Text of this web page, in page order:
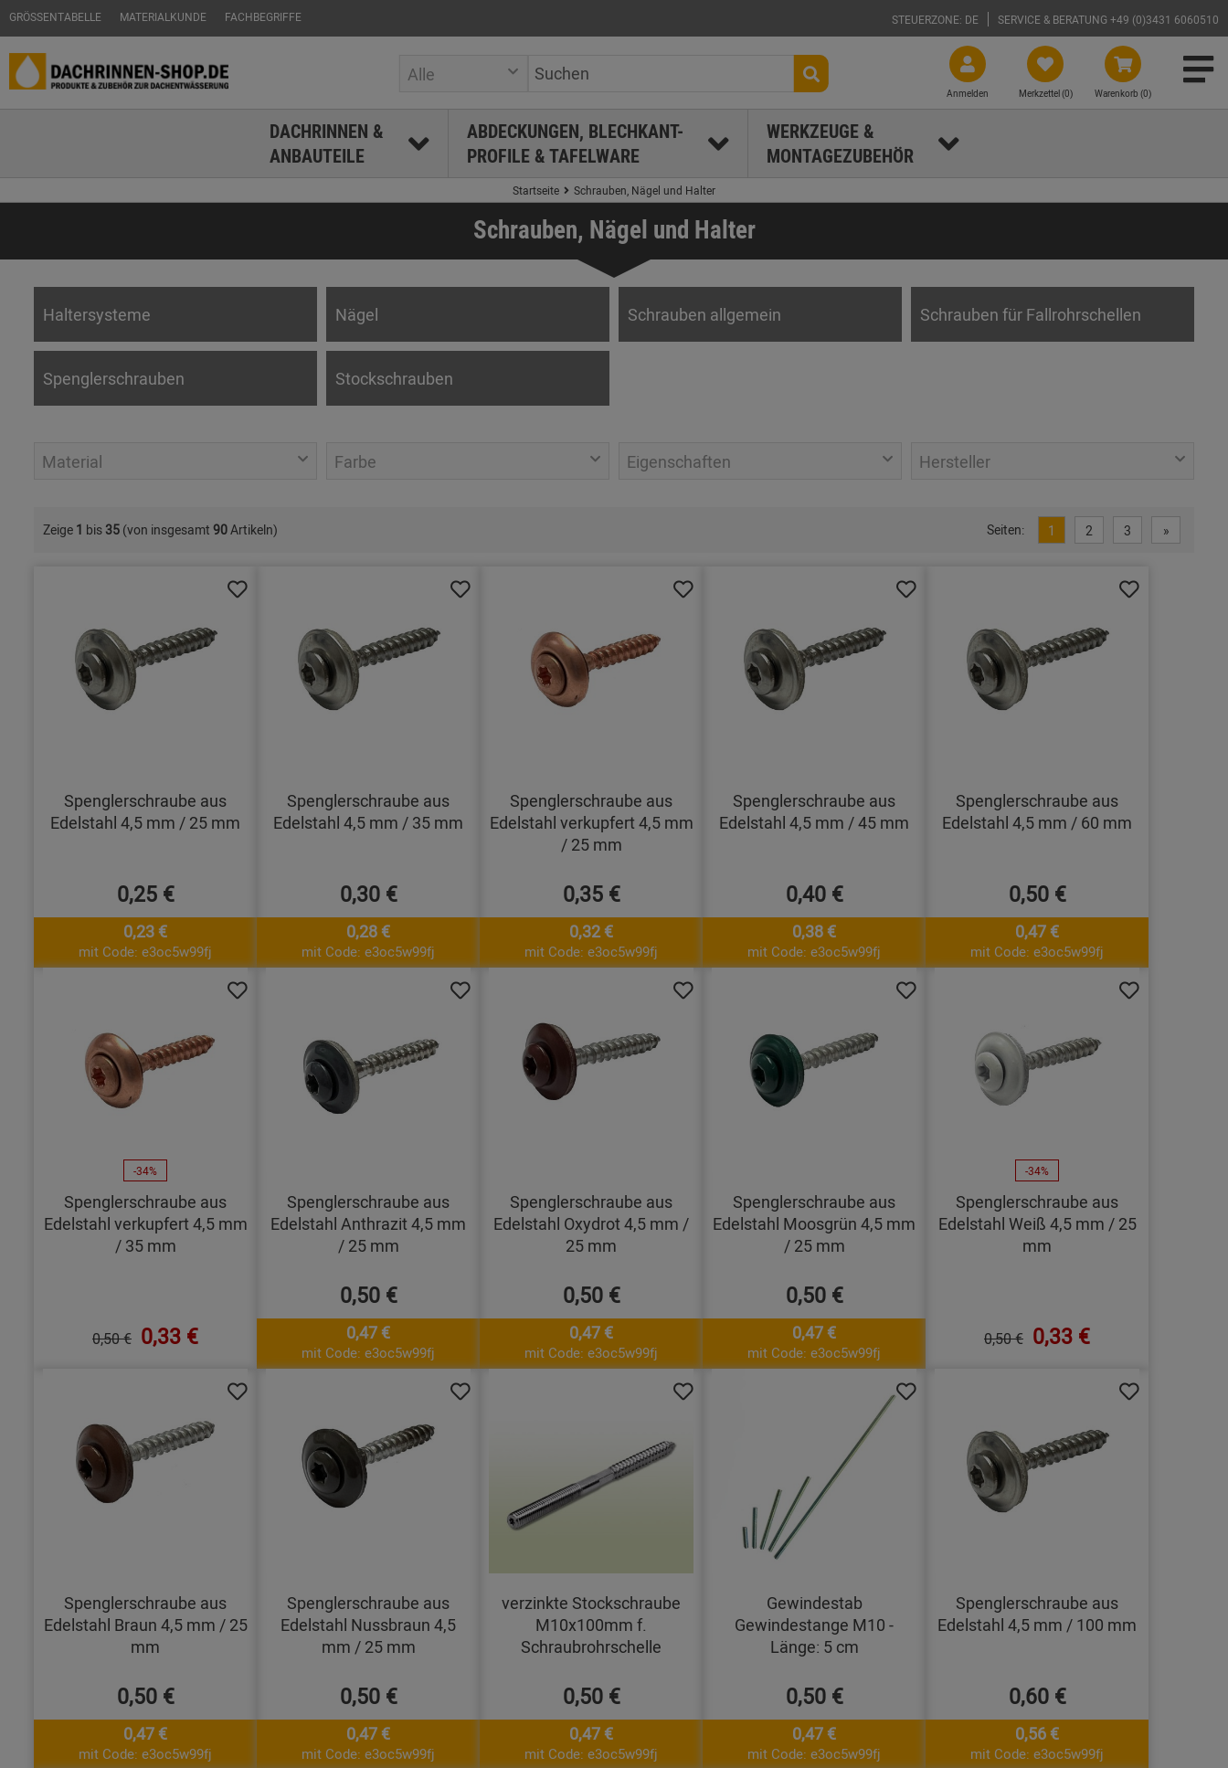
GRÖSSENTABELLE MATERIALKUNDE FACHBEGRIFFE STEUERZONE: DE SERVICE & BERATUNG +49 (0)3431 6060510
Warenkorb (0)
Merkzettel (0)
Anmelden
Alle
DACHRINNEN &
ANBAUTEILE
ABDECKUNGEN, BLECHKANT-
PROFILE & TAFELWARE
WERKZEUGE &
MONTAGEZUBEHÖR
Startseite Schrauben, Nägel und Halter
Schrauben, Nägel und Halter
Haltersysteme Nägel Schrauben allgemein Schrauben für Fallrohrschellen
Spenglerschrauben Stockschrauben
Material Farbe Eigenschaften Hersteller
Zeige 1 bis 35 (von insgesamt 90Artikeln) Seiten: 1 2 3 »
Spenglerschraube aus
Edelstahl 4,5 mm / 25 mm
0,25 €
0,23 €
mit Code: e3oc5w99fj
Spenglerschraube aus
Edelstahl 4,5 mm / 35 mm
0,30 €
0,28 €
mit Code: e3oc5w99fj
Spenglerschraube aus
Edelstahl verkupfert 4,5 mm
/ 25 mm
0,35 €
0,32 €
mit Code: e3oc5w99fj
Spenglerschraube aus
Edelstahl 4,5 mm / 45 mm
0,40 €
0,38 €
mit Code: e3oc5w99fj
Spenglerschraube aus
Edelstahl 4,5 mm / 60 mm
0,50 €
0,47 €
mit Code: e3oc5w99fj
-34%
Spenglerschraube aus
Edelstahl verkupfert 4,5 mm
/ 35 mm
0,50 € 0,33 €
Spenglerschraube aus
Edelstahl Anthrazit 4,5 mm
/ 25 mm
0,50 €
0,47 €
mit Code: e3oc5w99fj
Spenglerschraube aus
Edelstahl Oxydrot 4,5 mm /
25 mm
0,50 €
0,47 €
mit Code: e3oc5w99fj
Spenglerschraube aus
Edelstahl Moosgrün 4,5 mm
/ 25 mm
0,50 €
0,47 €
mit Code: e3oc5w99fj
-34%
Spenglerschraube aus
Edelstahl Weiß 4,5 mm / 25
mm
0,50 € 0,33 €
Spenglerschraube aus
Edelstahl Braun 4,5 mm / 25
mm
0,50 €
0,47 €
mit Code: e3oc5w99fj
Spenglerschraube aus
Edelstahl Nussbraun 4,5
mm / 25 mm
0,50 €
0,47 €
mit Code: e3oc5w99fj
verzinkte Stockschraube
M10x100mm f.
Schraubrohrschelle
0,50 €
0,47 €
mit Code: e3oc5w99fj
Gewindestab
Gewindestange M10 -
Länge: 5 cm
0,50 €
0,47 €
mit Code: e3oc5w99fj
Spenglerschraube aus
Edelstahl 4,5 mm / 100 mm
0,60 €
0,56 €
mit Code: e3oc5w99fj